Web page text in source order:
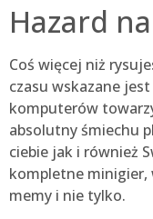
Hazard
Coś więcej niż
czasu wskazane jest
komputerów
absolutny śmiechu
ciebie jak i również
kompletne minigier,
memy i nie tylko.